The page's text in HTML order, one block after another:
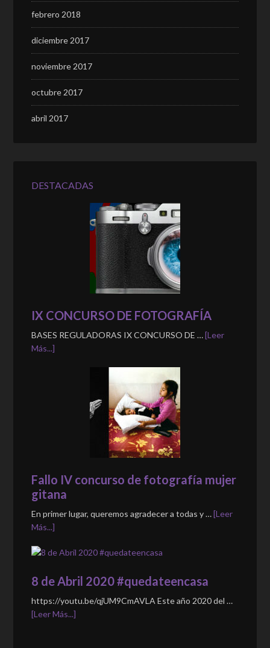
febrero 2018
diciembre 2017
noviembre 2017
octubre 2017
abril 2017
DESTACADAS
IX CONCURSO DE FOTOGRAFÍA
BASES REGULADORAS IX CONCURSO DE …[Leer
Más...]
Fallo IV concurso de fotografía mujer
gitana
En primer lugar, queremos agradecer a todas y …[Leer
Más...]
8 de Abril 2020 #quedateencasa
https://youtu.be/qjUM9CmAVLA Este año 2020 del …
[Leer Más...]